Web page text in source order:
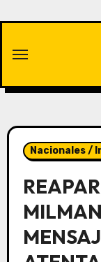
contenido
Nacionales /